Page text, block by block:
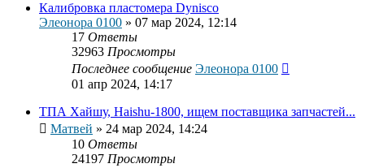
Калибровка пластомера Dynisco
Элеонора 0100 » 07 мар 2024, 12:14
17 Ответы
32963 Просмотры
Последнее сообщение Элеонора 0100
01 апр 2024, 14:17
ТПА Хайшу, Haishu-1800, ищем поставщика запчастей...
Матвей » 24 мар 2024, 14:24
10 Ответы
24197 Просмотры